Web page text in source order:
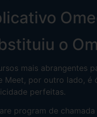
o
mais abrangentes
Meet, por outro lado, é
perfeitas.
program de